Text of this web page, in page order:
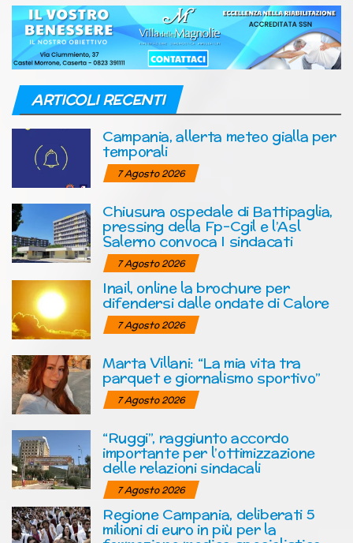
ARTICOLI RECENTI
Campania, allerta meteo gialla per
temporali
7 Agosto 2026
Chiusura ospedale di Battipaglia,
pressing della Fp-Cgil e l’Asl
Salerno convoca I sindacati
7 Agosto 2026
Inail, online la brochure per
difendersi dalle ondate di Calore
7 Agosto 2026
Marta Villani: “La mia vita tra
parquet e giornalismo sportivo”
7 Agosto 2026
“Ruggi”, raggiunto accordo
importante per l’ottimizzazione
delle relazioni sindacali
7 Agosto 2026
Regione Campania, deliberati 5
milioni di euro in più per la